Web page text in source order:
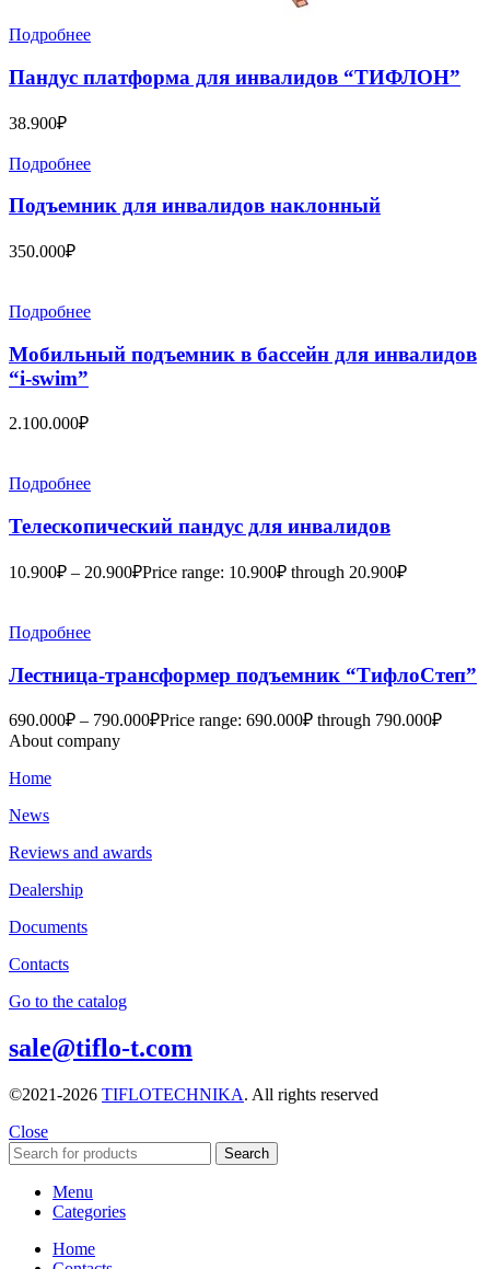
Подробнее
Пандус платформа для инвалидов “ТИФЛОН”
38.900₽
Подробнее
Подъемник для инвалидов наклонный
350.000₽
Подробнее
Мобильный подъемник в бассейн для инвалидов
“i-swim”
2.100.000₽
Подробнее
Телескопический пандус для инвалидов
10.900₽ – 20.900₽Price range: 10.900₽ through 20.900₽
Подробнее
Лестница-трансформер подъемник “ТифлоСтеп”
690.000₽ – 790.000₽Price range: 690.000₽ through 790.000₽
About company
Home
News
Reviews and awards
Dealership
Documents
Contacts
Go to the catalog
sale@tiflo-t.com
©2021-2026 TIFLOTECHNIKA. All rights reserved
Close
Search
Menu
Categories
Home